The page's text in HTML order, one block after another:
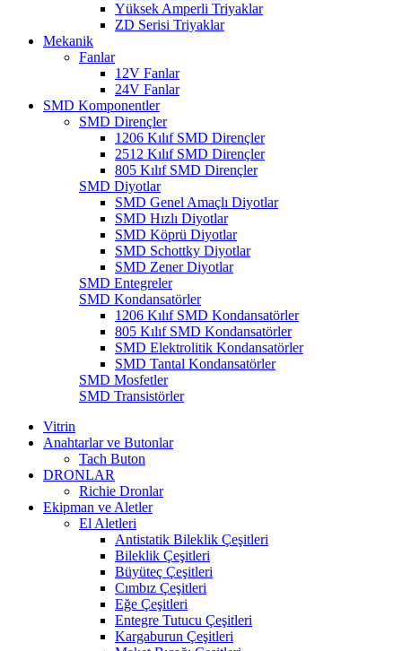
Yüksek Amperli Triyaklar
ZD Serisi Triyaklar
Mekanik
Fanlar
12V Fanlar
24V Fanlar
SMD Komponentler
SMD Dirençler
1206 Kılıf SMD Dirençler
2512 Kılıf SMD Dirençler
805 Kılıf SMD Dirençler
SMD Diyotlar
SMD Genel Amaçlı Diyotlar
SMD Hızlı Diyotlar
SMD Köprü Diyotlar
SMD Schottky Diyotlar
SMD Zener Diyotlar
SMD Entegreler
SMD Kondansatörler
1206 Kılıf SMD Kondansatörler
805 Kılıf SMD Kondansatörler
SMD Elektrolitik Kondansatörler
SMD Tantal Kondansatörler
SMD Mosfetler
SMD Transistörler
Vitrin
Anahtarlar ve Butonlar
Tach Buton
DRONLAR
Richie Dronlar
Ekipman ve Aletler
El Aletleri
Antistatik Bileklik Çeşitleri
Bileklik Çeşitleri
Büyüteç Çeşitleri
Cımbız Çeşitleri
Eğe Çeşitleri
Entegre Tutucu Çeşitleri
Kargaburun Çeşitleri